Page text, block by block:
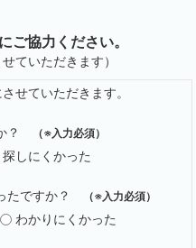
ご協力ください。
ていただきます）
せていただきます。
？ （※入力必須）
探しにくかった
たですか？ （※入力必須）
わかりにくかった